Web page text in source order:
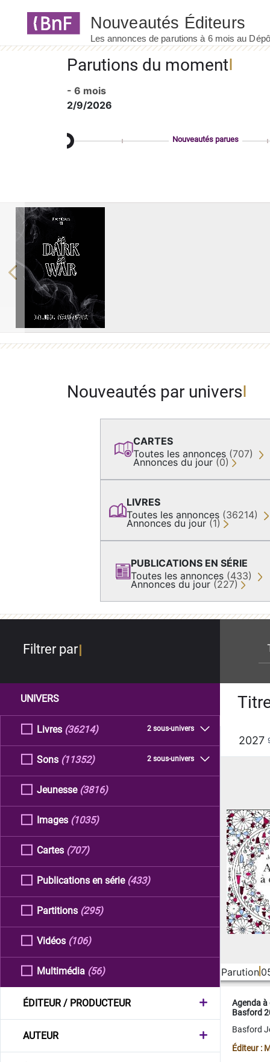
Parutions du moment
- 6 mois
2/9/2026
Nouveautés parues
Previous
Nouveautés par univers
CARTES
Toutes les annonces (707)
Annonces du jour (0)
LIVRES
Toutes les annonces (36214)
Annonces du jour (1)
PUBLICATIONS EN SÉRIE
Toutes les annonces (433)
Annonces du jour (227)
Filtrer par
UNIVERS
Livres 2 sous-univers
(36214)
Sons 2 sous-univers
(11352)
Jeunesse (3816)
Images (1035)
Cartes (707)
Publications en série (433)
Partitions (295)
Vidéos (106)
Multimédia (56)
ÉDITEUR / PRODUCTEUR
AUTEUR
2027
Parution
Agenda
Basford
Basford
Éditeur :